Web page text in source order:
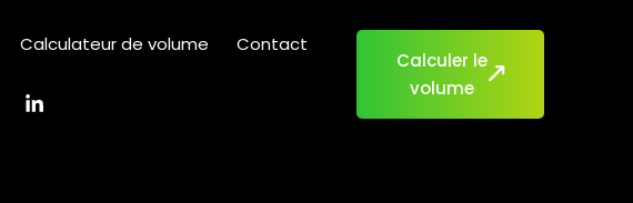
Calculateur de volume Contact
Calculer le
volume